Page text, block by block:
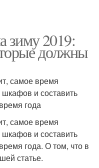
зиму 2019:
должны
самое время
и составить
года
самое время
и составить
года. О том, что в
статье.